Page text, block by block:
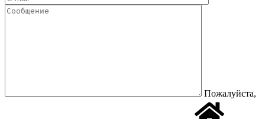
Пожалуйста,